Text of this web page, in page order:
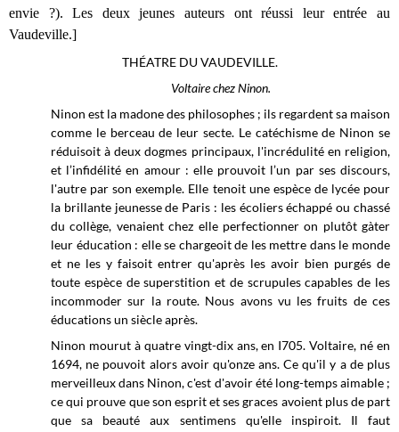
envie ?). Les deux jeunes auteurs ont réussi leur entrée au
Vaudeville.]
THÉATRE DU VAUDEVILLE.
Voltaire chez Ninon.
Ninon est la madone des philosophes ; ils regardent sa maison
comme le berceau de leur secte. Le catéchisme de Ninon se
réduisoit à deux dogmes principaux, l'incrédulité en religion,
et l’infidélité en amour : elle prouvoit l’un par ses discours,
l'autre par son exemple. Elle tenoit une espèce de lycée pour
la brillante jeunesse de Paris : les écoliers échappé ou chassé
du collège, venaient chez elle perfectionner on plutôt gàter
leur éducation : elle se chargeoit de les mettre dans le monde
et ne les y faisoit entrer qu'après les avoir bien purgés de
toute espèce de superstition et de scrupules capables de les
incommoder sur la route. Nous avons vu les fruits de ces
éducations un siècle après.
Ninon mourut à quatre vingt-dix ans, en I705. Voltaire, né en
1694, ne pouvoit alors avoir qu'onze ans. Ce qu'il y a de plus
merveilleux dans Ninon, c'est d'avoir été long-temps aimable ;
ce qui prouve que son esprit et ses graces avoient plus de part
que sa beauté aux sentimens qu'elle inspiroit. Il faut